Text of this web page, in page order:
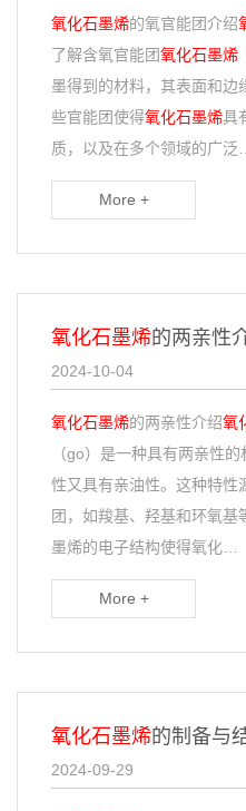
氧化石墨烯的氧官能团介绍
了解含氧官能团氧化石墨烯
墨得到的材料，其表面和边
些官能团使得氧化石墨烯具
质，以及在多个领域的广泛…
More +
氧化石墨烯的两亲性
2024-10-04
氧化石墨烯的两亲性介绍氧
（go）是一种具有两亲性
性又具有亲油性。这种特性
团，如羧基、羟基和环氧基
墨烯的电子结构使得氧化…
More +
氧化石墨烯的制备与
2024-09-29